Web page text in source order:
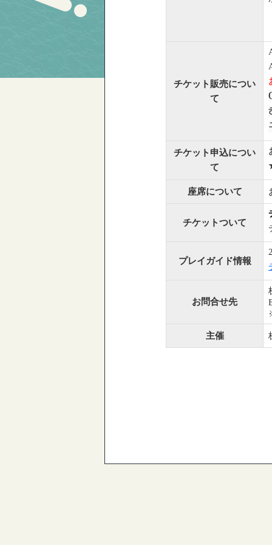
チケット販売につい
て
チケット申込につい
て
座席について
チケットついて
プレイガイド情報
お問合せ先
主催